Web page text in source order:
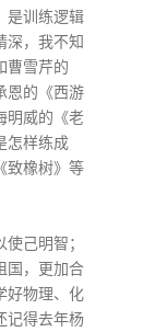
是训练逻辑
深，我不知
曹雪芹的
恩的《西游
明威的《老
怎样练成
致橡树》等
己明智；
国，更加合
好物理、化
记得去年杨